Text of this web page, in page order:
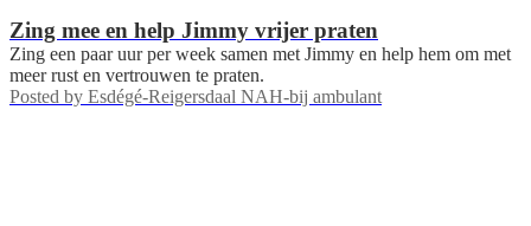
Zing mee en help Jimmy vrijer praten
Zing een paar uur per week samen met Jimmy en help hem om met
meer rust en vertrouwen te praten.
Posted by Esdégé-Reigersdaal NAH-bij ambulant